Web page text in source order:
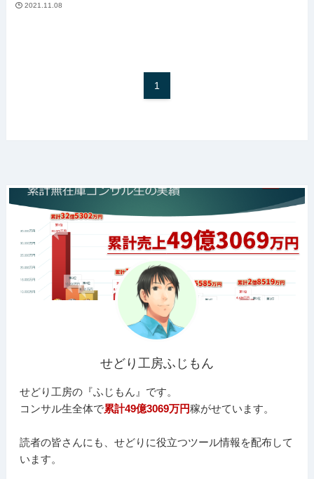
2021.11.08
1
せどり工房ふじもん
せどり工房の『ふじもん』です。
コンサル生全体で累計49億3069万円稼がせています。
読者の皆さんにも、せどりに役立つツール情報を配布して
います。